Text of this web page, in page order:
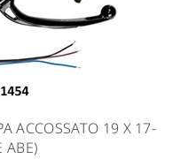
ACCOSSATO 19 X 17-
ABE)